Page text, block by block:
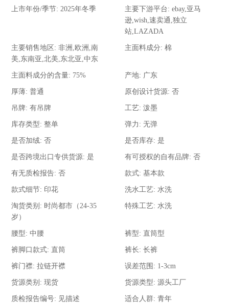
上市年份/季节: 2025年冬季 主要下游平台: ebay,亚马
逊,wish,速卖通,独立
站,LAZADA
主要销售地区: 非洲,欧洲,南
美,东南亚,北美,东北亚,中东
主面料成分: 棉
主面料成分的含量: 75% 产地: 广东
厚薄: 普通 原创设计货源: 否
吊牌: 有吊牌 工艺: 泼墨
库存类型: 整单 弹力: 无弹
是否加绒: 否 是否库存: 是
是否跨境出口专供货源: 是 有可授权的自有品牌: 否
有无质检报告: 否 款式: 基本款
款式细节: 印花 洗水工艺: 水洗
淘货类别: 时尚都市（24-35
岁）
特殊工艺: 水洗
腰型: 中腰 裤型: 直筒型
裤脚口款式: 直筒 裤长: 长裤
裤门襟: 拉链开襟 误差范围: 1-3cm
货源类别: 现货 货源类型: 源头工厂
质检报告编号: 见描述 适合人群: 青年